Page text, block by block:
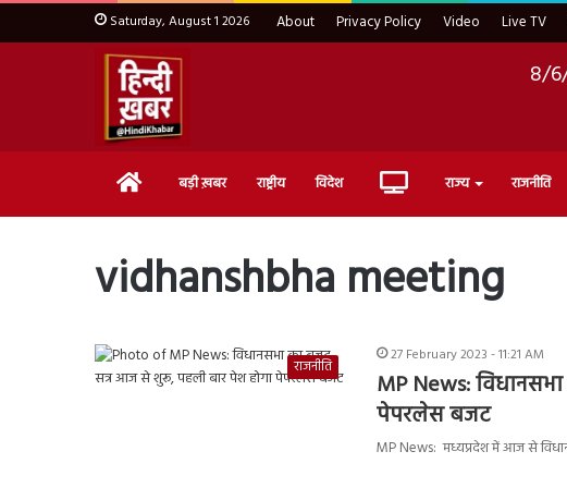
Saturday, August 1 2026 About Privacy Policy Video Live TV
8/
Home बड़ी ख़बर राष्ट्रीय विदेश Live राज्य राजनीति
vidhanshbha meeting
राजनीति
27 February 2023 - 11:21 AM
MP News:
पेपरलेस बजट
MP News: मध्यप्रदेश में आज से